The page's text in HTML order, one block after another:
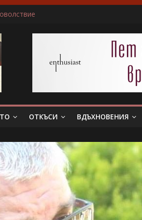
беше истински съпруг…”
Слава богу, отговори той…”
всяка сцена преживявам силно, както
ОТКЪСИ ВДЪХНОВЕНИЯ